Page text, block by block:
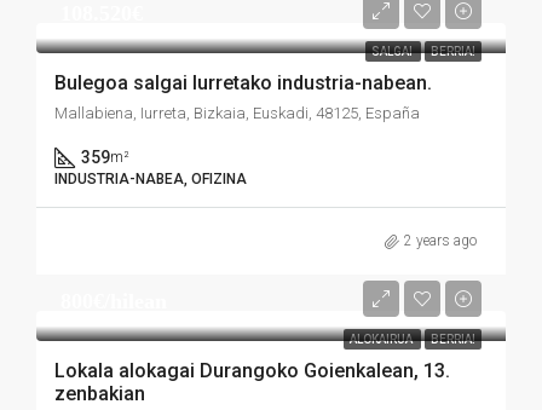
SALGAI BERRIA!
Bulegoa salgai Iurretako industria-nabean.
Mallabiena, Iurreta, Bizkaia, Euskadi, 48125, España
359m²
INDUSTRIA-NABEA, OFIZINA
2 years ago
ALOKAIRUA BERRIA!
Lokala alokagai Durangoko Goienkalean, 13.
zenbakian